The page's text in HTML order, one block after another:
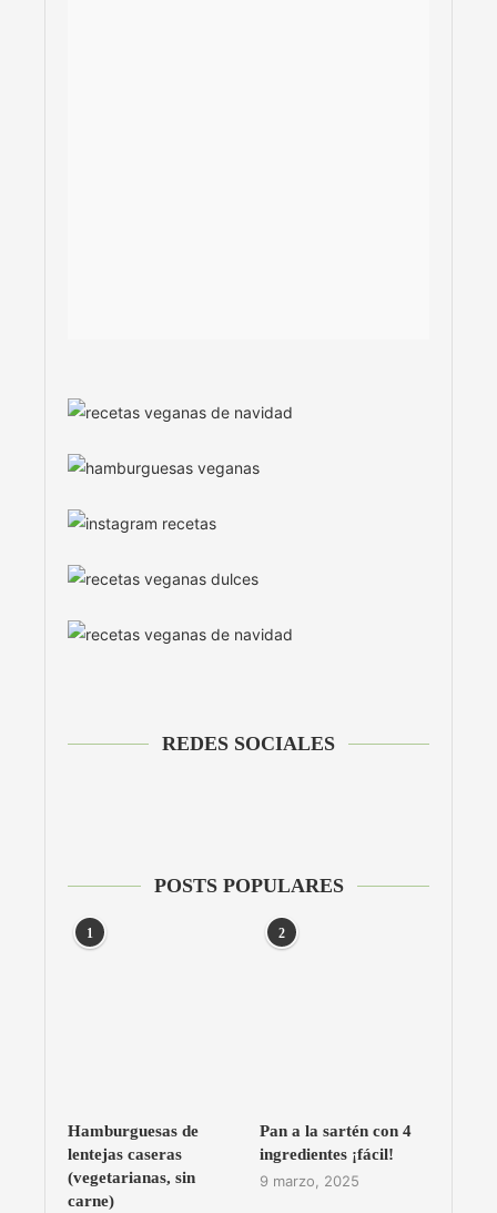
REDES SOCIALES
POSTS POPULARES
1
Hamburguesas de
lentejas caseras
(vegetarianas, sin
carne)
2
Pan a la sartén con 4
ingredientes ¡fácil!
9 marzo, 2025